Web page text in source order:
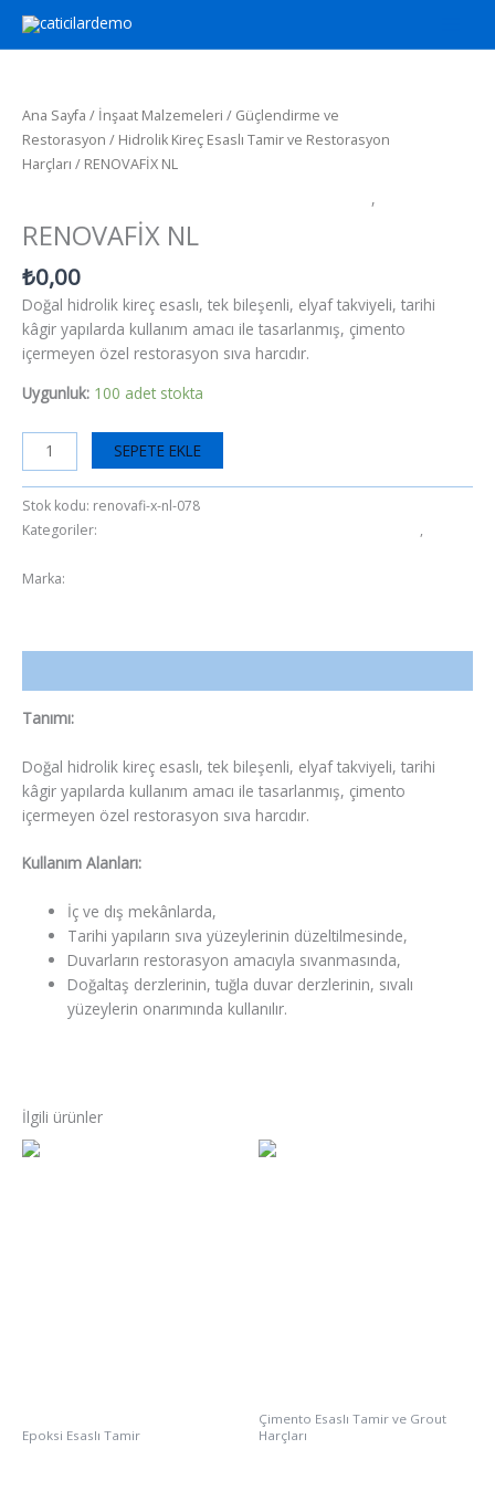
İçeriğe
atla
Ana Sayfa / İnşaat Malzemeleri / Güçlendirme ve
Restorasyon / Hidrolik Kireç Esaslı Tamir ve Restorasyon
Harçları / RENOVAFİX NL
,
RENOVAFİX NL
₺0,00
Doğal hidrolik kireç esaslı, tek bileşenli, elyaf takviyeli, tarihi
kâgir yapılarda kullanım amacı ile tasarlanmış, çimento
içermeyen özel restorasyon sıva harcıdır.
Uygunluk: 100 adet stokta
adet
SEPETE EKLE
Stok kodu: renovafi-x-nl-078
Kategoriler:
,
Marka:
Tanımı:
Doğal hidrolik kireç esaslı, tek bileşenli, elyaf takviyeli, tarihi
kâgir yapılarda kullanım amacı ile tasarlanmış, çimento
içermeyen özel restorasyon sıva harcıdır.
Kullanım Alanları:
İç ve dış mekânlarda,
Tarihi yapıların sıva yüzeylerinin düzeltilmesinde,
Duvarların restorasyon amacıyla sıvanmasında,
Doğaltaş derzlerinin, tuğla duvar derzlerinin, sıvalı
yüzeylerin onarımında kullanılır.
İlgili ürünler
Epoksi Esaslı Tamir
Çimento Esaslı Tamir ve Grout
Harçları